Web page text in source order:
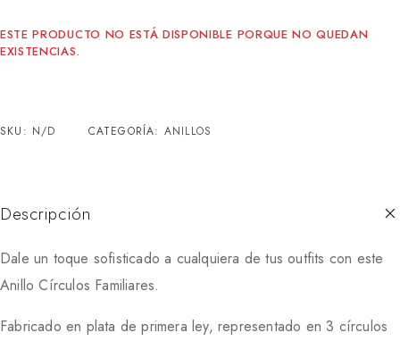
ESTE PRODUCTO NO ESTÁ DISPONIBLE PORQUE NO QUEDAN
EXISTENCIAS.
SKU: N/D CATEGORÍA: ANILLOS
Descripción
Dale un toque sofisticado a cualquiera de tus outfits con este
Anillo Círculos Familiares.
Fabricado en plata de primera ley, representado en 3 círculos